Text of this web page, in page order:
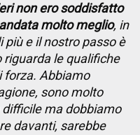
non ero soddisfatto
molto meglio, in
più e il nostro passo è
le qualifiche
forza. Abbiamo
sono molto
ma dobbiamo
davanti, sarebbe